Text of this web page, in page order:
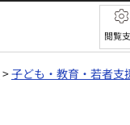
閲覧
>子ども・教育・若者支